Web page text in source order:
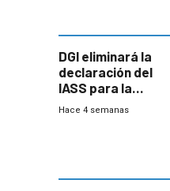
DGI eliminará la
declaración del
IASS para la
mayoría de los
Hace 4 semanas